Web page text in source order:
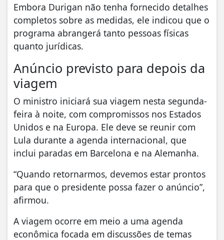
Embora Durigan não tenha fornecido detalhes
completos sobre as medidas, ele indicou que o
programa abrangerá tanto pessoas físicas
quanto jurídicas.
Anúncio previsto para depois da
viagem
O ministro iniciará sua viagem nesta segunda-
feira à noite, com compromissos nos Estados
Unidos e na Europa. Ele deve se reunir com
Lula durante a agenda internacional, que
inclui paradas em Barcelona e na Alemanha.
“Quando retornarmos, devemos estar prontos
para que o presidente possa fazer o anúncio”,
afirmou.
A viagem ocorre em meio a uma agenda
econômica focada em discussões de temas